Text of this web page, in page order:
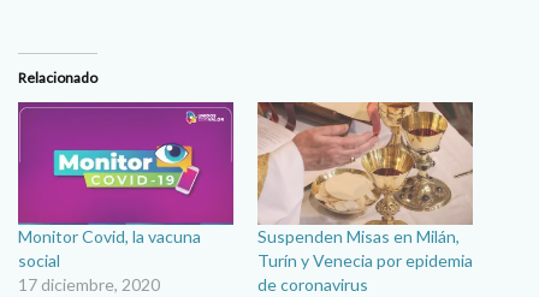
Relacionado
Monitor Covid, la vacuna
social
17 diciembre, 2020
Suspenden Misas en Milán,
Turín y Venecia por epidemia
de coronavirus